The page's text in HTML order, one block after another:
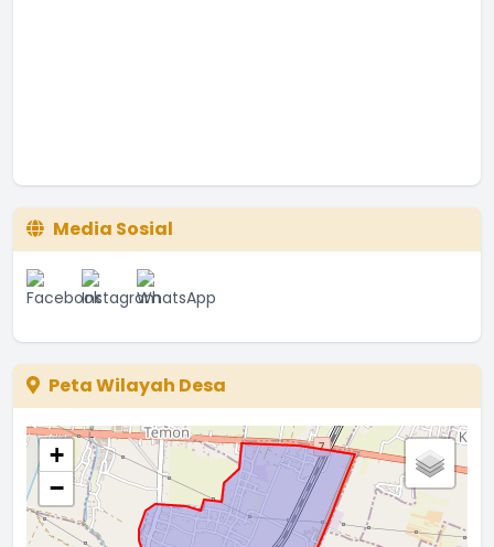
Media Sosial
Peta Wilayah Desa
+
−